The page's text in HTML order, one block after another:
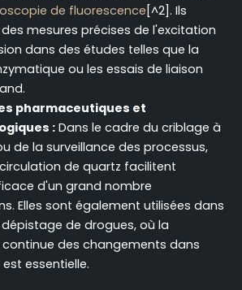
de fluorescence[^2]. Ils
mesures précises de l'excitation
dans des études telles que la
ou les essais de liaison
pharmaceutiques et
:Dans le cadre du criblage à
de la surveillance des processus,
de quartz facilitent
d'un grand nombre
Elles sont également utilisées dans
de drogues, où la
continue des changements dans
essentielle.